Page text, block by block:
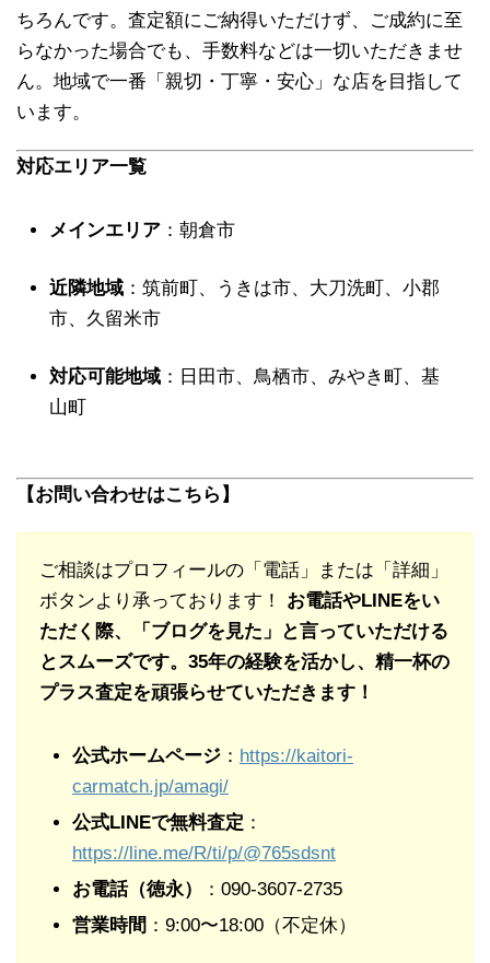
ちろんです。査定額にご納得いただけず、ご成約に至
らなかった場合でも、手数料などは一切いただきませ
ん。地域で一番「親切・丁寧・安心」な店を目指して
います。
対応エリア一覧
メインエリア ：朝倉市
近隣地域 ：筑前町、うきは市、大刀洗町、小郡
市、久留米市
対応可能地域 ：日田市、鳥栖市、みやき町、基
山町
【お問い合わせはこちら】
ご相談はプロフィールの「電話」または「詳細」
ボタンより承っております！ お電話やLINEをい
ただく際、「ブログを見た」と言っていただける
とスムーズです。35年の経験を活かし、精一杯の
プラス査定を頑張らせていただきます！
公式ホームページ ： https://kaitori-
carmatch.jp/amagi/
公式LINEで無料査定 ：
https://line.me/R/ti/p/@765sdsnt
お電話（徳永）
：090-3607-2735
営業時間 ：9:00〜18:00（不定休）